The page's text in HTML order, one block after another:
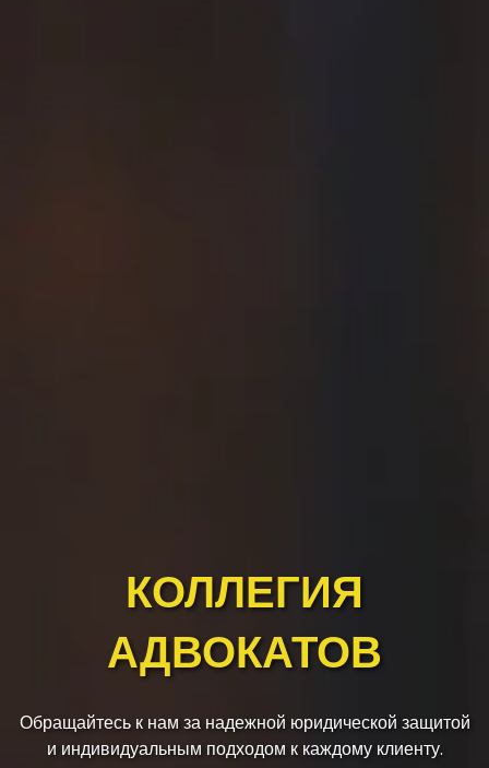
КОЛЛЕГИЯ
АДВОКАТОВ
Обращайтесь к нам за надежной юридической защитой
и индивидуальным подходом к каждому клиенту.